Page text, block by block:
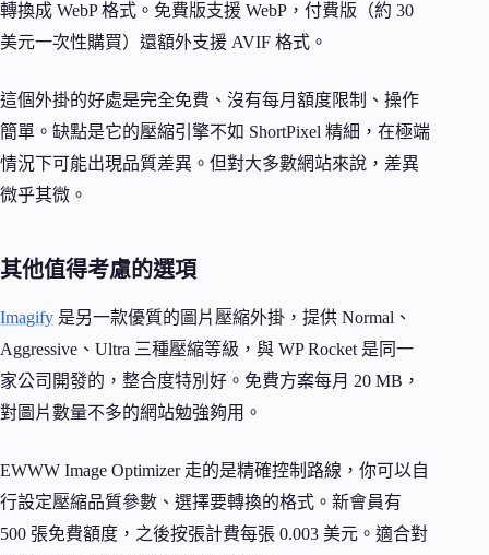
轉換成 WebP 格式。免費版支援 WebP，付費版（約 30
美元一次性購買）還額外支援 AVIF 格式。
這個外掛的好處是完全免費、沒有每月額度限制、操作
簡單。缺點是它的壓縮引擎不如 ShortPixel 精細，在極端
情況下可能出現品質差異。但對大多數網站來說，差異
微乎其微。
其他值得考慮的選項
Imagify 是另一款優質的圖片壓縮外掛，提供 Normal、
Aggressive、Ultra 三種壓縮等級，與 WP Rocket 是同一
家公司開發的，整合度特別好。免費方案每月 20 MB，
對圖片數量不多的網站勉強夠用。
EWWW Image Optimizer 走的是精確控制路線，你可以自
行設定壓縮品質參數、選擇要轉換的格式。新會員有
500 張免費額度，之後按張計費每張 0.003 美元。適合對